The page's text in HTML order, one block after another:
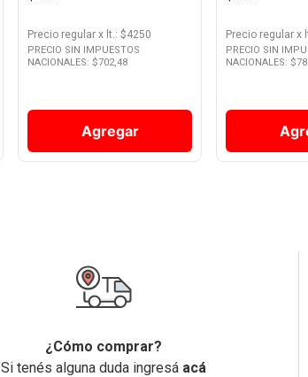
Precio regular x lt.: $4250
PRECIO SIN IMPUESTOS
NACIONALES: $702,48
Agregar
Precio regular x
PRECIO SIN
NACIONALES: $
¿Cómo comprar?
Si tenés alguna duda ingresá acá